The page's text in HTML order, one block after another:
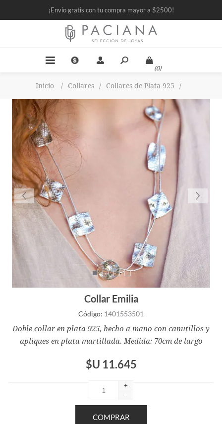
¡Envío gratis con tu compra mayor a $2500!
(0)
Inicio / Collares / Collares de Plata 925 /
Collar Emilia
Código: 1401553501
Doble collar en plata 925, hecho a mano con canutillos y
apliques en plata martillada. Medida: 70cm de largo
$U 11.645
+
-